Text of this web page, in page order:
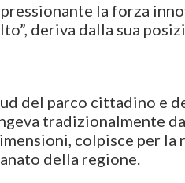
la forza
deriva dalla sua
del parco cittadino e
tradizionalmente
colpisce per
della regione.